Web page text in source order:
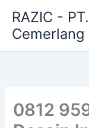
content
RAZIC -
Cemerlang
0812